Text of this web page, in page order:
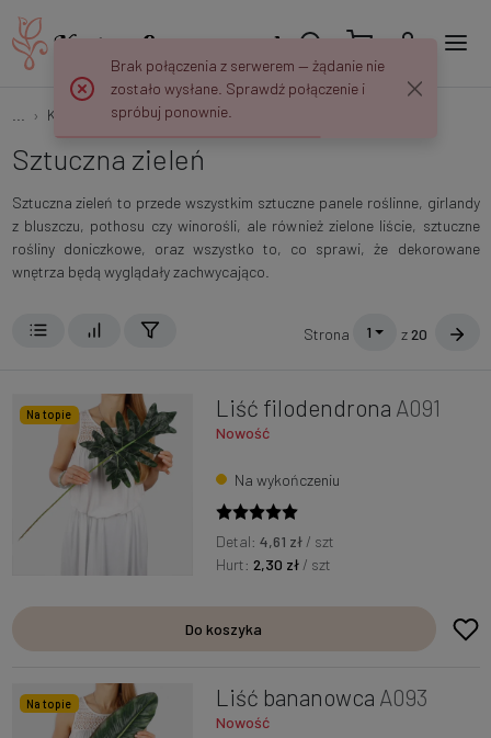
Kwiaty i Rośliny Zieleń
Sztuczna zieleń
Sztuczna zieleń to przede wszystkim sztuczne panele roślinne, girlandy
z bluszczu, pothosu czy winorośli, ale również zielone liście, sztuczne
rośliny doniczkowe, oraz wszystko to, co sprawi, że dekorowane
wnętrza będą wyglądały zachwycająco.
Strona 1 z20
Na topie Liść filodendrona A091
Nowość
Na wykończeniu
Detal: 4,61 zł / szt
Hurt:2,30 zł / szt
Do koszyka
Na topie Liść bananowca A093
Nowość
Brak połączenia z serwerem — żądanie nie
zostało wysłane. Sprawdź połączenie i
spróbuj ponownie.